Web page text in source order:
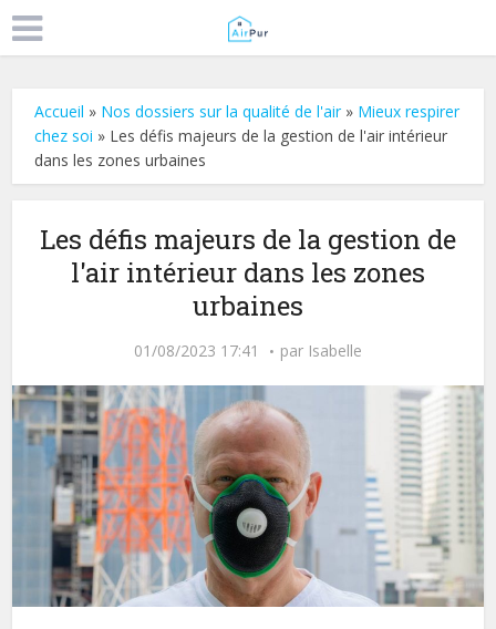
Accueil » Nos dossiers sur la qualité de l'air» Mieux respirer
chez soi » Les défis majeurs de la gestion de l'air intérieur
dans les zones urbaines
Les défis majeurs de la gestion de
l'air intérieur dans les zones
urbaines
01/08/2023 17:41 par Isabelle